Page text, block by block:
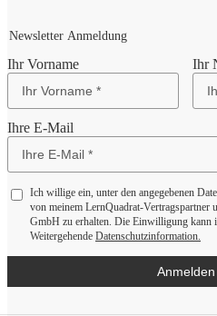
Newsletter Anmeldung
Ihr Vorname Ihr
Ihre E-Mail
Ich willige ein, unter den angegebenen
von meinem LernQuadrat-Vertragspartner
GmbH zu erhalten. Die Einwilligung kann
Weitergehende Datenschutzinformation.
Anmelden